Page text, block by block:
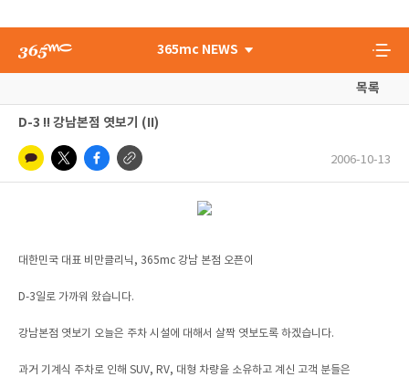
365mc NEWS
목록
D-3 !! 강남본점 엿보기 (II)
2006-10-13
대한민국 대표 비만클리닉, 365mc 강남 본점 오픈이
D-3일로 가까워 왔습니다.
강남본점 엿보기 오늘은 주차 시설에 대해서 살짝 엿보도록 하겠습니다.
과거 기계식 주차로 인해 SUV, RV, 대형 차량을 소유하고 계신 고객 분들은